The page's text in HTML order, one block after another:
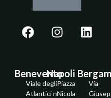
Benevento
Viale degli
Atlantici n.
Napoli
Piazza
Nicola
Via